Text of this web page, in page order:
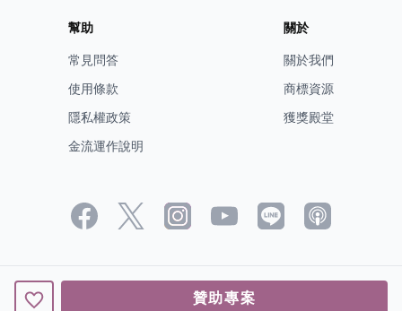
贊助專案
幫助
常見問答
使用條款
隱私權政策
金流運作說明
關於
關於我們
商標資源
獲獎殿堂